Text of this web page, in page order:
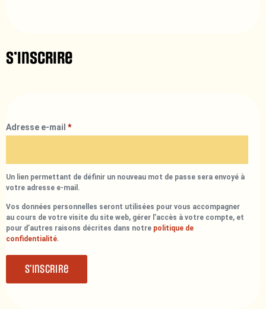
S’inscrire
Adresse e-mail *
Un lien permettant de définir un nouveau mot de passe sera envoyé à
votre adresse e-mail.
Vos données personnelles seront utilisées pour vous accompagner
au cours de votre visite du site web, gérer l’accès à votre compte, et
pour d’autres raisons décrites dans notre politique de
confidentialité.
S’inscrire